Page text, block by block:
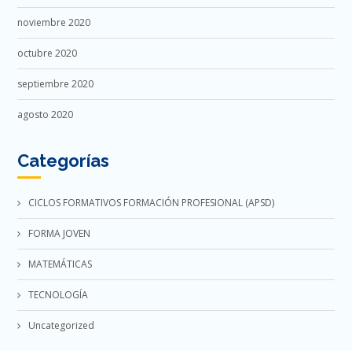
noviembre 2020
octubre 2020
septiembre 2020
agosto 2020
Categorías
CICLOS FORMATIVOS FORMACIÓN PROFESIONAL (APSD)
FORMA JOVEN
MATEMÁTICAS
TECNOLOGÍA
Uncategorized